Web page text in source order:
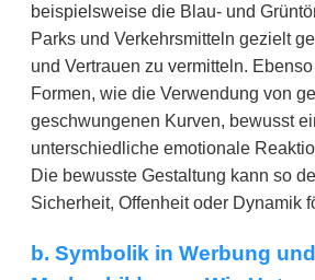
beispielsweise die Blau- und
Parks und Verkehrsmitteln gezielt
und Vertrauen zu vermitteln.
Formen, wie die Verwendung von
geschwungenen Kurven, bewusst
unterschiedliche emotionale
Die bewusste Gestaltung kann so
Sicherheit, Offenheit oder Dynamik
b. Symbolik in Werbung und